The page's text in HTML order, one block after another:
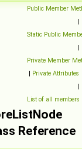
Public Member
|
Static Public
|
Private Member
| Private Attributes
|
List of all members
Reference